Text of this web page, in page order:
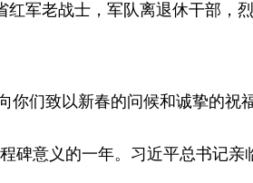
军老战士，军队离退休干部，
们致以新春的问候和诚挚的祝
意义的一年。习近平总书记亲